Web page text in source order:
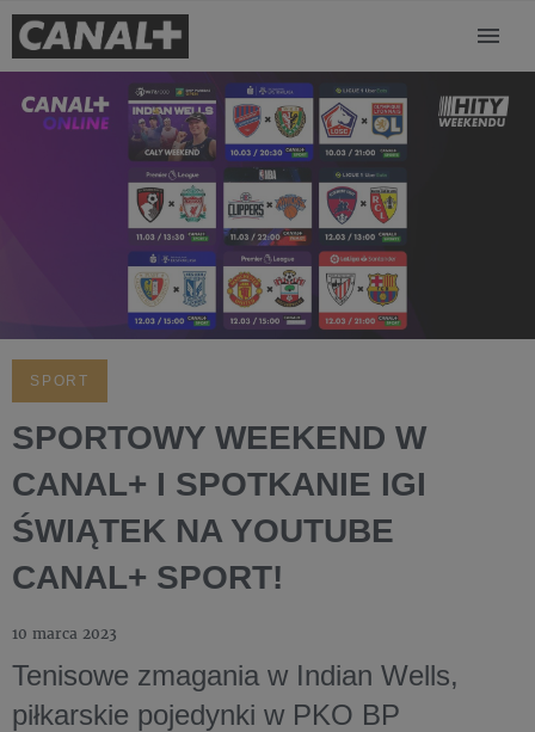
SPORT
SPORTOWY WEEKEND W
CANAL+ I SPOTKANIE IGI
ŚWIĄTEK NA YOUTUBE
CANAL+ SPORT!
10 marca 2023
Tenisowe zmagania w Indian Wells,
piłkarskie pojedynki w PKO BP